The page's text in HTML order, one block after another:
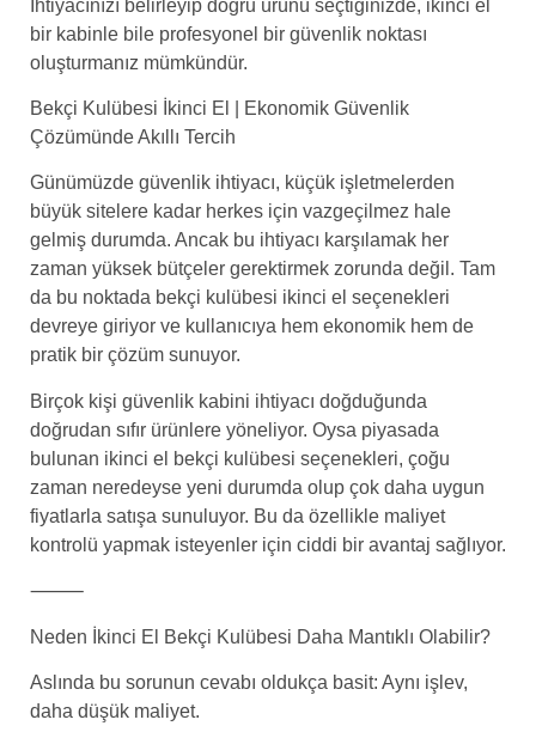
İhtiyacınızı belirleyip doğru ürünü seçtiğinizde, ikinci el
bir kabinle bile profesyonel bir güvenlik noktası
oluşturmanız mümkündür.
Bekçi Kulübesi İkinci El | Ekonomik Güvenlik
Çözümünde Akıllı Tercih
Günümüzde güvenlik ihtiyacı, küçük işletmelerden
büyük sitelere kadar herkes için vazgeçilmez hale
gelmiş durumda. Ancak bu ihtiyacı karşılamak her
zaman yüksek bütçeler gerektirmek zorunda değil. Tam
da bu noktada bekçi kulübesi ikinci el seçenekleri
devreye giriyor ve kullanıcıya hem ekonomik hem de
pratik bir çözüm sunuyor.
Birçok kişi güvenlik kabini ihtiyacı doğduğunda
doğrudan sıfır ürünlere yöneliyor. Oysa piyasada
bulunan ikinci el bekçi kulübesi seçenekleri, çoğu
zaman neredeyse yeni durumda olup çok daha uygun
fiyatlarla satışa sunuluyor. Bu da özellikle maliyet
kontrolü yapmak isteyenler için ciddi bir avantaj sağlıyor.
⸻
Neden İkinci El Bekçi Kulübesi Daha Mantıklı Olabilir?
Aslında bu sorunun cevabı oldukça basit: Aynı işlev,
daha düşük maliyet.